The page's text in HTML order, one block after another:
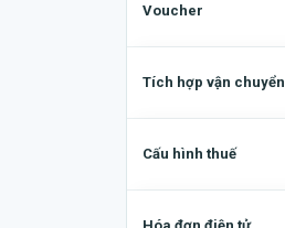
Voucher
Tích hợp vận chuyển
Cấu hình thuế